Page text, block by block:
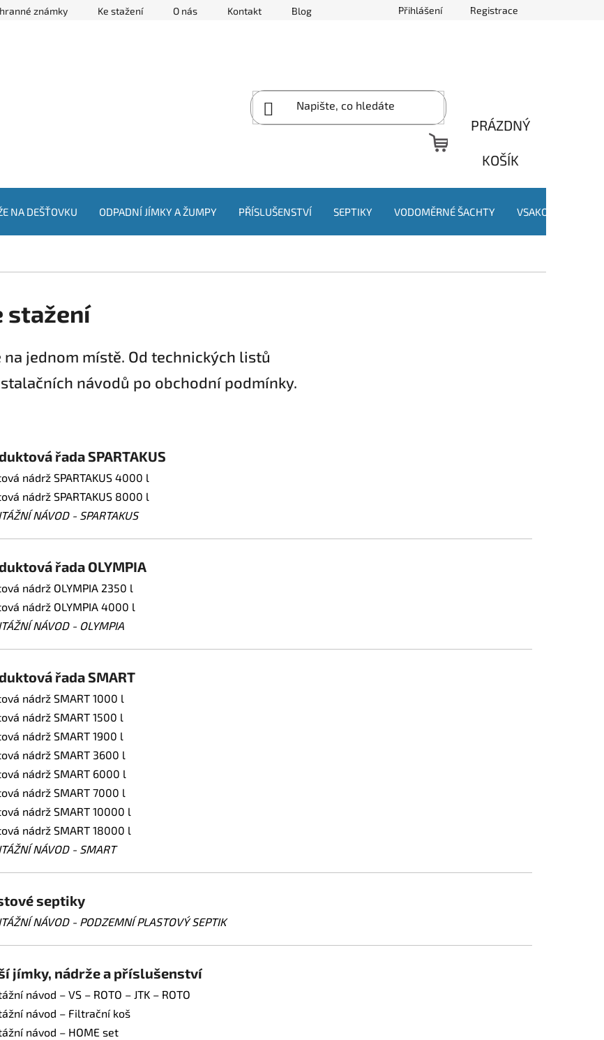
známky Ke stažení O nás Kontakt Blog Přihlášení Registrace
NÁKUPNÍ
PRÁZDNÝ
KOŠÍK
NA DEŠŤOVKU ODPADNÍ JÍMKY A ŽUMPY PŘÍSLUŠENSTVÍ SEPTIKY VODOMĚRNÉ ŠACHTY VSAKOVACÍ JÍMKY
stažení
na jednom místě. Od technických listů
návodů po obchodní podmínky.
řada SPARTAKUS
nádrž SPARTAKUS 4000 l
nádrž SPARTAKUS 8000 l
NÁVOD - SPARTAKUS
řada OLYMPIA
nádrž OLYMPIA 2350 l
nádrž OLYMPIA 4000 l
NÁVOD - OLYMPIA
řada SMART
nádrž SMART 1000 l
nádrž SMART 1500 l
nádrž SMART 1900 l
nádrž SMART 3600 l
nádrž SMART 6000 l
nádrž SMART 7000 l
nádrž SMART 10000 l
nádrž SMART 18000 l
NÁVOD - SMART
septiky
NÁVOD - PODZEMNÍ PLASTOVÝ SEPTIK
jímky, nádrže a příslušenství
návod – VS – ROTO – JTK – ROTO
návod – Filtrační koš
návod – HOME set